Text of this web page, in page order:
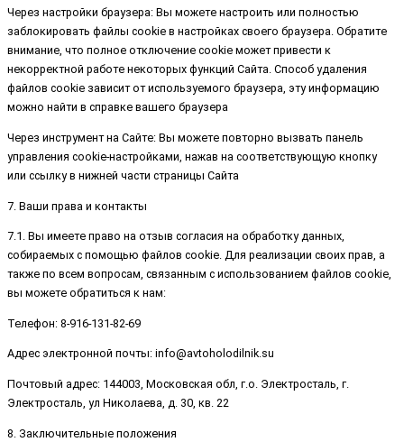
Через настройки браузера: Вы можете настроить или полностью
заблокировать файлы cookie в настройках своего браузера. Обратите
внимание, что полное отключение cookie может привести к
некорректной работе некоторых функций Сайта. Способ удаления
файлов cookie зависит от используемого браузера, эту информацию
можно найти в справке вашего браузера
Через инструмент на Сайте: Вы можете повторно вызвать панель
управления cookie-настройками, нажав на соответствующую кнопку
или ссылку в нижней части страницы Сайта
7. Ваши права и контакты
7.1. Вы имеете право на отзыв согласия на обработку данных,
собираемых с помощью файлов cookie. Для реализации своих прав, а
также по всем вопросам, связанным с использованием файлов cookie,
вы можете обратиться к нам:
Телефон: 8-916-131-82-69
Адрес электронной почты: info@avtoholodilnik.su
Почтовый адрес: 144003, Московская обл, г.о. Электросталь, г.
Электросталь, ул Николаева, д. 30, кв. 22
8. Заключительные положения